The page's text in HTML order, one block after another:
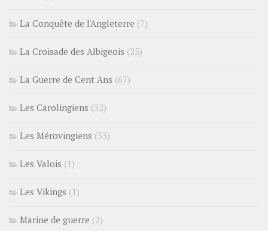
La Conquête de l'Angleterre (7)
La Croisade des Albigeois (25)
La Guerre de Cent Ans (67)
Les Carolingiens (32)
Les Mérovingiens (33)
Les Valois (1)
Les Vikings (1)
Marine de guerre (2)